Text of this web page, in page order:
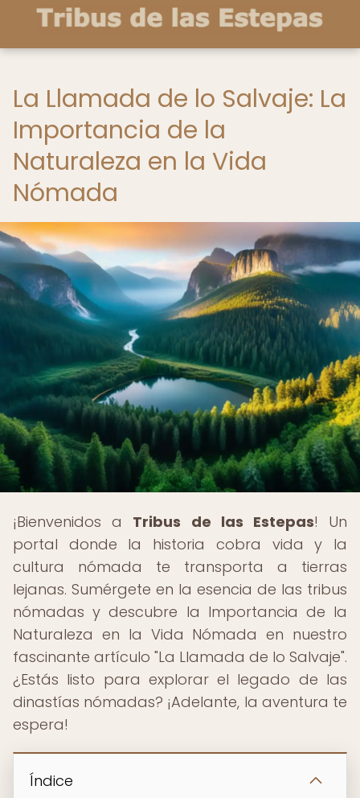
La Llamada de lo Salvaje: La
Importancia de la
Naturaleza en la Vida
Nómada
¡Bienvenidos a Tribus de las Estepas! Un
portal donde la historia cobra vida y la
cultura nómada te transporta a tierras
lejanas. Sumérgete en la esencia de las tribus
nómadas y descubre la Importancia de la
Naturaleza en la Vida Nómada en nuestro
fascinante artículo "La Llamada de lo Salvaje".
¿Estás listo para explorar el legado de las
dinastías nómadas? ¡Adelante, la aventura te
espera!
Índice